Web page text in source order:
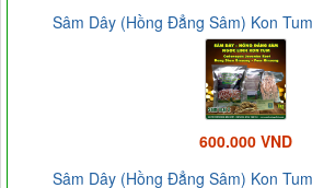
Sâm Dây (Hồng Đẳng Sâm) Kon
600.000 VND
Sâm Dây (Hồng Đẳng Sâm) Kon